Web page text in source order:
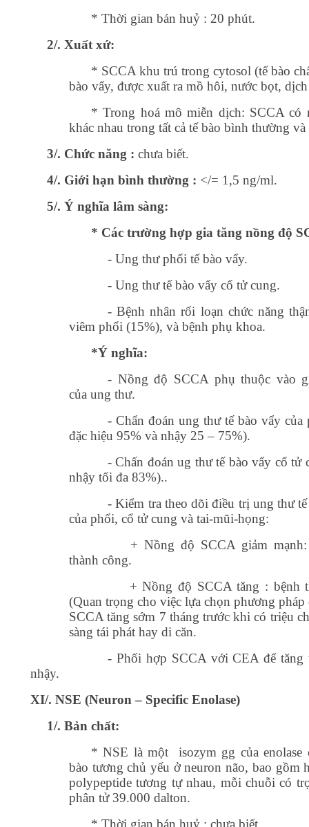
* Thời gian bán huỷ : 20 phút.
2/. Xuất xứ:
* SCCA khu trú trong cytosol (tế bào
bào vẩy, được xuất ra mồ hôi, nước bọt,
* Trong hoá mô miễn dịch: SCCA có
khác nhau trong tất cả tế bào bình thường
3/. Chức năng : chưa biết.
4/. Giới hạn bình thường : </= 1,5 ng/ml.
5/. Ý nghĩa lâm sàng:
* Các trường hợp gia tăng nồng độ
- Ung thư phổi tế bào vẩy.
- Ung thư tế bào vẩy cổ tử cung.
- Bệnh nhân rối loạn chức năng
viêm phổi (15%), và bệnh phụ khoa.
*Ý nghĩa:
- Nồng độ SCCA phụ thuộc vào
của ung thư.
- Chẩn đoán ung thư tế bào vẩy của
đặc hiệu 95% và nhậy 25 – 75%).
- Chấn đoán ug thư tế bào vẩy cổ tử
nhậy tối đa 83%)..
- Kiểm tra theo dõi điều trị ung thư
của phổi, cổ tử cung và tai-mũi-họng:
+ Nồng độ SCCA giảm
thành công.
+ Nồng độ SCCA tăng : bệnh
(Quan trọng cho việc lựa chọn phương
SCCA tăng sớm 7 tháng trước khi có triệu
sàng tái phát hay di căn.
- Phối hợp SCCA với CEA để tăng
nhậy.
XI/. NSE (Neuron – Specific Enolase)
1/. Bản chất:
* NSE là một
isozym gg của
bào tương chủ yếu ở neuron não, bao gồm
polypeptide tương tự nhau, mỗi chuỗi có
phân tử 39.000 dalton.
* Thời gian bán huỷ : chưa biết.